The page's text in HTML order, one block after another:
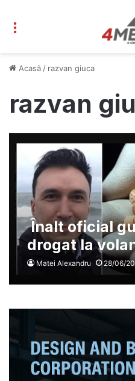
Acasă / razvan giuca
razvan
Înalt oficial
drogat la
în mașina
Matei Alexandru 28/06/